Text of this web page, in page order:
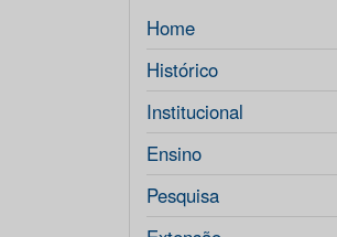
Home
Histórico
Institucional
Ensino
Pesquisa